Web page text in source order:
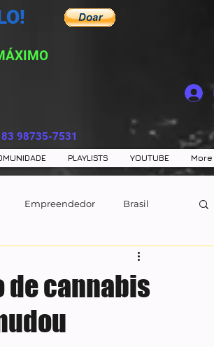
83 98735-7531
PLAYLISTS YOUTUBE More
Empreendedor Brasil
de cannabis